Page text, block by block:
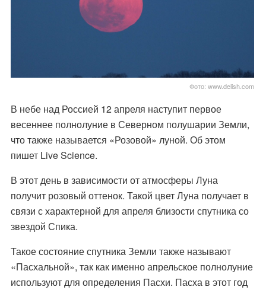
Фото: www.delish.com
В небе над Россией 12 апреля наступит первое
весеннее полнолуние в Северном полушарии Земли,
что также называется «Розовой» луной. Об этом
пишетLive Science.
В этот день в зависимости от атмосферы Луна
получит розовый оттенок. Такой цвет Луна получает в
связи с характерной для апреля близости спутника со
звездой Спика.
Такое состояние спутника Земли также называют
«Пасхальной», так как именно апрельское полнолуние
используют для определения Пасхи. Пасха в этот год